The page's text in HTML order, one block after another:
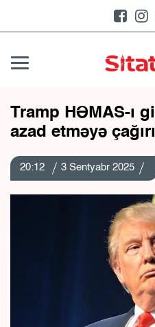
Tramp HƏMAS-ı
azad etməyə
20:12 3 Sentyabr 2025